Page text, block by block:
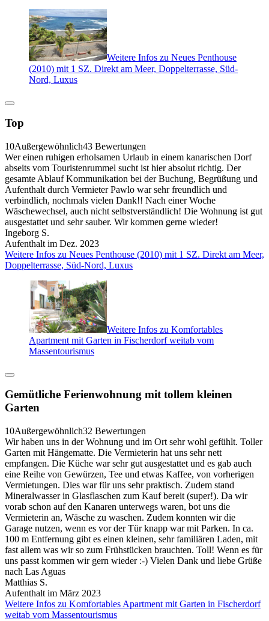
Weitere Infos zu Neues Penthouse
(2010) mit 1 SZ. Direkt am Meer, Doppelterrasse, Süd-
Nord, Luxus
Top
10Außergewöhnlich43 Bewertungen
Wer einen ruhigen erholsamen Urlaub in einem kanarischen Dorf
abseits vom Touristenrummel sucht ist hier absolut richtig. Der
gesamte Ablauf Kommunikation bei der Buchung, Begrüßung und
Aufenthalt durch Vermieter Pawlo war sehr freundlich und
verbindlich, nochmals vielen Dank!! Nach einer Woche
Wäschewechsel, auch nicht selbstverständlich! Die Wohnung ist gut
ausgestattet und sehr sauber. Wir kommen gerne wieder!
Ingeborg S.
Aufenthalt im Dez. 2023
Weitere Infos zu Neues Penthouse (2010) mit 1 SZ. Direkt am Meer,
Doppelterrasse, Süd-Nord, Luxus
Weitere Infos zu Komfortables
Apartment mit Garten in Fischerdorf weitab vom
Massentourismus
Gemütliche Ferienwohnung mit tollem kleinen
Garten
10Außergewöhnlich32 Bewertungen
Wir haben uns in der Wohnung und im Ort sehr wohl gefühlt. Toller
Garten mit Hängematte. Die Vermieterin hat uns sehr nett
empfangen. Die Küche war sehr gut ausgestattet und es gab auch
eine Reihe von Gewürzen, Tee und etwas Kaffee, von vorherigen
Vermietungen. Dies war für uns sehr praktisch. Zudem stand
Mineralwasser in Glasflaschen zum Kauf bereit (super!). Da wir
vorab schon auf den Kanaren unterwegs waren, bot uns die
Vermieterin an, Wäsche zu waschen. Zudem konnten wir die
Garage nutzen, wenn es vor der Tür knapp war mit Parken. In ca.
100 m Entfernung gibt es einen kleinen, sehr familiären Laden, mit
fast allem was wir so zum Frühstücken brauchten. Toll! Wenn es für
uns passt kommen wir gern wieder :-) Vielen Dank und liebe Grüße
nach Las Aguas
Matthias S.
Aufenthalt im März 2023
Weitere Infos zu Komfortables Apartment mit Garten in Fischerdorf
weitab vom Massentourismus